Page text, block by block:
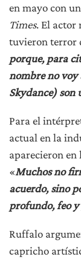
en mayo con
Times. El actor
tuvieron terror
porque, para
nombre no voy
Skydance) son
Para el
actual en la
aparecieron en
«Muchos no
acuerdo, sino
profundo, feo
Ruffalo
capricho